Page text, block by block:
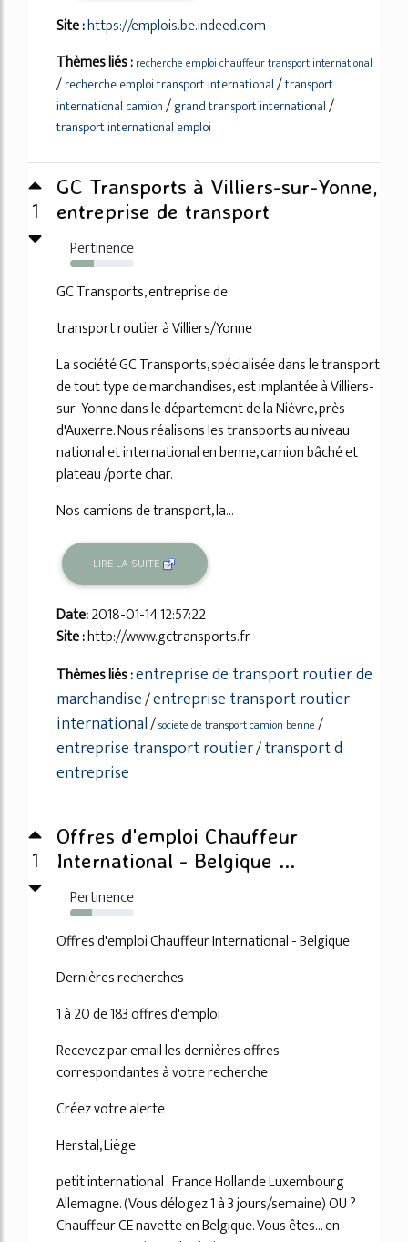
Site :https://emplois.be.indeed.com
Thèmes liés : recherche emploi chauffeur transport international
/recherche emploi transport international/transport
international camion/grand transport international/
transport international emploi
1
GC Transports à Villiers-sur-Yonne,
entreprise de transport
Pertinence
37%
GC Transports, entreprise de
transport routier à Villiers/Yonne
La société GC Transports, spécialisée dans le transport
de tout type de marchandises, est implantée à Villiers-
sur-Yonne dans le département de la Nièvre, près
d'Auxerre. Nous réalisons les transports au niveau
national et international en benne, camion bâché et
plateau /porte char.
Nos camions de transport, la...
LIRE LA SUITE
Date:2018-01-14 12:57:22
Site :http://www.gctransports.fr
Thèmes liés :entreprise de transport routier de
marchandise/entreprise transport routier
international/societe de transport camion benne /
entreprise transport routier/transport d
entreprise
1
Offres d'emploi Chauffeur
International - Belgique ...
Pertinence
34%
Offres d'emploi Chauffeur International - Belgique
Dernières recherches
1 à 20 de 183 offres d'emploi
Recevez par email les dernières offres
correspondantes à votre recherche
Créez votre alerte
Herstal, Liège
petit international : France Hollande Luxembourg
Allemagne. (Vous délogez 1 à 3 jours/semaine) OU ?
Chauffeur CE navette en Belgique. Vous êtes... en